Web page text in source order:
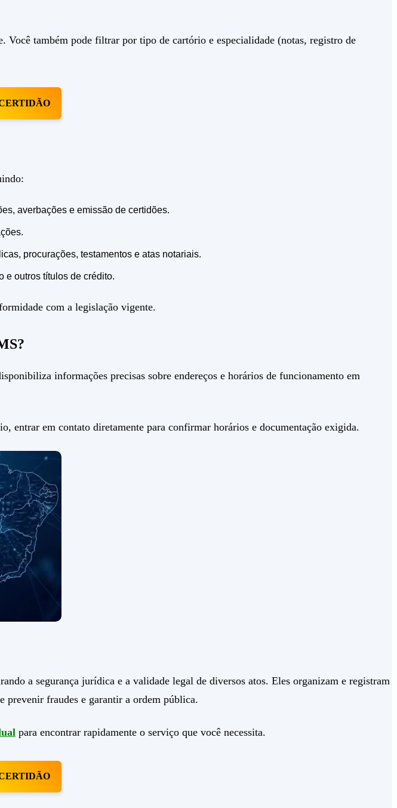
Você também pode filtrar por tipo de cartório e especialidade (notas, registro de
averbações e emissão de certidões.
procurações, testamentos e atas notariais.
e outros títulos de crédito.
com a legislação vigente.
informações precisas sobre endereços e horários de funcionamento em
entrar em contato diretamente para confirmar horários e documentação exigida.
a segurança jurídica e a validade legal de diversos atos. Eles organizam e registram
prevenir fraudes e garantir a ordem pública.
para encontrar rapidamente o serviço que você necessita.